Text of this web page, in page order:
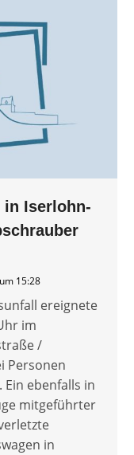
in Iserlohn-
15:28
ereignete
im
/
Personen
ebenfalls in
mitgeführter
in